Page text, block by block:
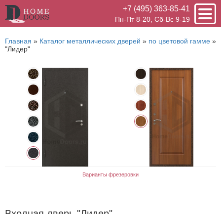
+7 (495) 363-85-41
Пн-Пт 8-20, Сб-Вс 9-19
Главная » Каталог металлических дверей » по цветовой гамме »
"Лидер"
Варианты фрезеровки